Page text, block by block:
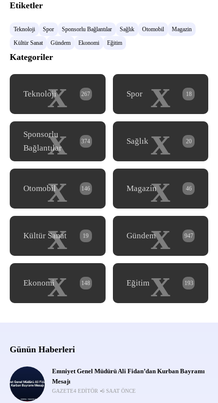
Etiketler
Teknoloji Spor Sponsorlu Bağlantılar Sağlık Otomobil
Magazin
Kültür Sanat
Gündem Ekonomi Eğitim
Kategoriler
x
Teknoloji 267 x
Spor 18
x
Sponsorlu
Bağlantılar
374 x
Sağlık 20
x
Otomobil 146 x
Magazin 46
x
Kültür Sanat 19 x
Gündem 947
x
Ekonomi 148 x
Eğitim 193
Günün Haberleri
Emniyet Genel Müdürü Ali Fidan’dan Kurban Bayramı
Mesajı
GAZETE4 EDITÖR 6 SAAT ÖNCE